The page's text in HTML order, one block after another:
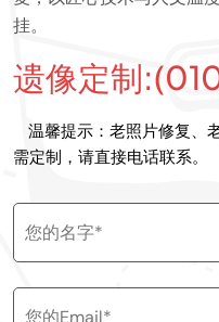
挂。
遗像定制
温馨提示：老照片修复、
需定制，请直接电话联系。